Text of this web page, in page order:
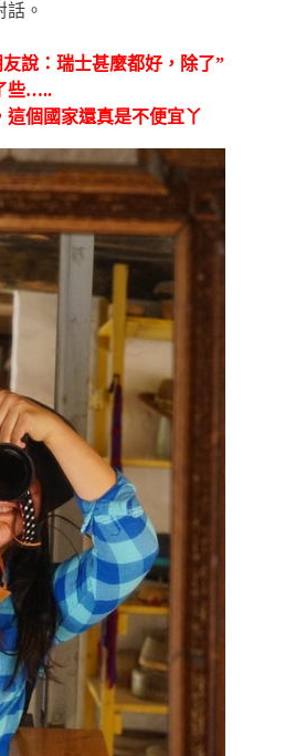
話。
說：瑞士甚麼都好，除了”
些…..
個國家還真是不便宜丫